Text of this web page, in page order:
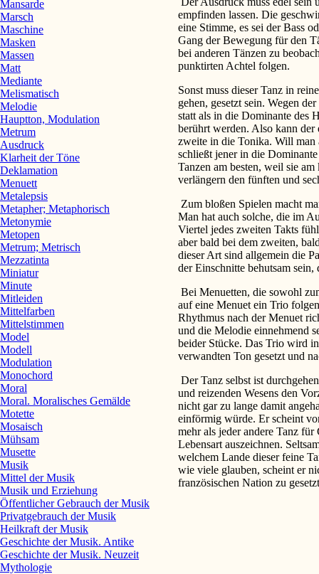
empfinden lassen. Die
eine Stimme, es sei der Bass
Gang der Bewegung für den
bei anderen Tänzen zu
punktirten Achtel folgen.
Sonst muss dieser Tanz in
gehen, gesetzt sein. Wegen
statt als in die Dominante des
berührt werden. Also kann der
zweite in die Tonika. Will man
schließt jener in die
Tanzen am besten, weil sie
verlängern den fünften und
Zum bloßen Spielen macht
Man hat auch solche, die im
Viertel jedes zweiten Takts
aber bald bei dem zweiten,
dieser Art sind allgemein die
der Einschnitte behutsam
Bei Menuetten, die sowohl
auf eine Menuet ein Trio
Rhythmus nach der Menuet
und die Melodie einnehmend
beider Stücke. Das Trio wird
verwandten Ton gesetzt und
Der Tanz selbst ist
und reizenden Wesens den
nicht gar zu lange damit
einförmig würde. Er scheint
mehr als jeder andere Tanz
Lebensart auszeichnen.
welchem Lande dieser feine
wie viele glauben, scheint er
französischen Nation zu
Mansarde
Marsch
Maschine
Masken
Massen
Matt
Mediante
Melismatisch
Melodie
Hauptton, Modulation
Metrum
Ausdruck
Klarheit der Töne
Deklamation
Menuett
Metalepsis
Metapher; Metaphorisch
Metonymie
Metopen
Metrum; Metrisch
Mezzatinta
Miniatur
Minute
Mitleiden
Mittelfarben
Mittelstimmen
Model
Modell
Modulation
Monochord
Moral
Moral. Moralisches Gemälde
Motette
Mosaisch
Mühsam
Musette
Musik
Mittel der Musik
Musik und Erziehung
Öffentlicher Gebrauch der Musik
Privatgebrauch der Musik
Heilkraft der Musik
Geschichte der Musik. Antike
Geschichte der Musik. Neuzeit
Mythologie